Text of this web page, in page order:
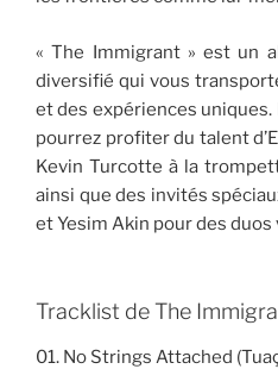
« The Immigrant » est un
diversifié qui vous
et des expériences uniques.
pourrez profiter du talent
Kevin Turcotte à la
ainsi que des invités
et Yesim Akin pour des
Tracklist de The
01. No Strings Attached